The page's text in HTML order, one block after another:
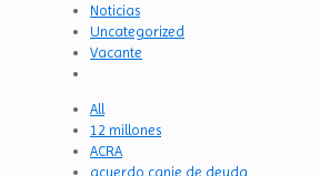
Noticias
Uncategorized
Vacante
All
12 millones
ACRA
acuerdo canje de deuda